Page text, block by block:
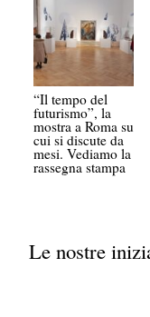
“Il tempo del
futurismo”, la
mostra a Roma su
cui si discute da
mesi. Vediamo la
rassegna stampa
Le nostre